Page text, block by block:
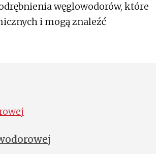
węglowodorów, które
i mogą znaleźć